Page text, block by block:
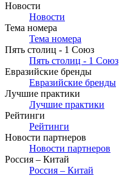
Новости
Новости
Тема номера
Тема номера
Пять столиц - 1 Союз
Пять столиц - 1 Союз
Евразийские бренды
Евразийские бренды
Лучшие практики
Лучшие практики
Рейтинги
Рейтинги
Новости партнеров
Новости партнеров
Россия – Китай
Россия – Китай